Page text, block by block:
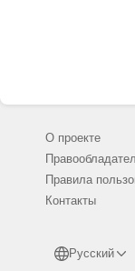
О проекте
Правила
Контакты
Русский